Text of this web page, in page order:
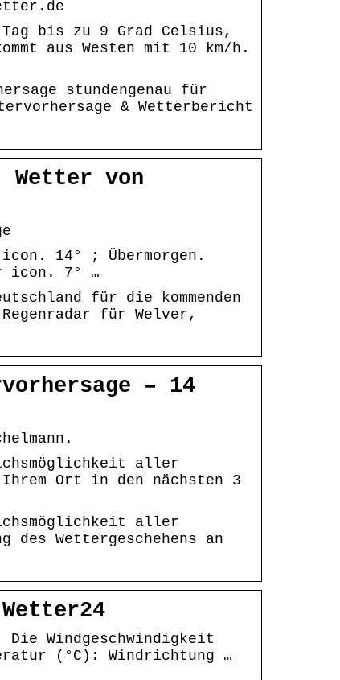
Tag bis zu 9 Grad Celsius,
aus Westen mit 10 km/h.
stundengenau für
& Wetterbericht
Wetter von
14° ; Übermorgen.
icon. 7° …
für die kommenden
für Welver,
– 14
aller
Ihrem Ort in den nächsten 3
aller
des Wettergeschehens an
Windgeschwindigkeit
(°C): Windrichtung …